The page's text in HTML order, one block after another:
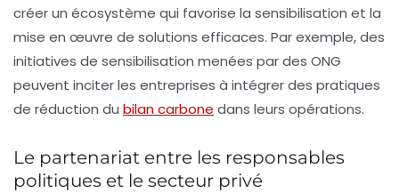
créer un écosystème qui favorise la sensibilisation et la
mise en œuvre de solutions efficaces. Par exemple, des
initiatives de sensibilisation menées par des ONG
peuvent inciter les entreprises à intégrer des pratiques
de réduction du bilan carbone dans leurs opérations.
Le partenariat entre les responsables
politiques et le secteur privé